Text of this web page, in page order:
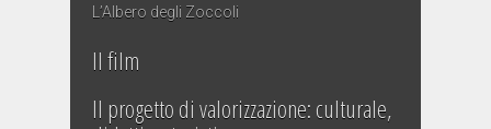
L’Albero degli Zoccoli
Il film
Il progetto di valorizzazione: culturale,